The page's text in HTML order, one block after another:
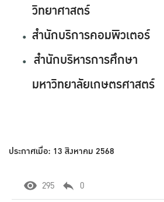
วิทยาศาสตร์
สำนักบริการคอมพิวเตอร์
สำนักบริหารการศึกษา
มหาวิทยาลัยเกษตรศาสตร์
ประกาศเมื่อ: 13 สิงหาคม 2568
295 0